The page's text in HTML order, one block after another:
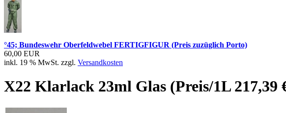
°45; Bundeswehr Oberfeldwebel FERTIGFIGUR (Preis zuzüglich Porto)
60,00 EUR
inkl. 19 % MwSt. zzgl. Versandkosten
X22 Klarlack 23ml Glas (Preis/1L 217,39